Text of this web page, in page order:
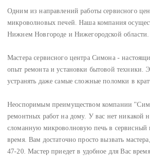
Одним из направлений работы сервисного
микроволновых печей. Наша компания
Нижнем Новгороде и Нижегородской области.
Мастера сервисного центра Симона -
опыт ремонта и установки бытовой техники.
устранять даже самые сложные поломки в
Неоспоримым преимуществом компании
ремонтных работ на дому. У вас нет никакой
сломанную микроволновую печь в
время. Вам достаточно просто вызвать
47-20. Мастер приедет в удобное для Вас